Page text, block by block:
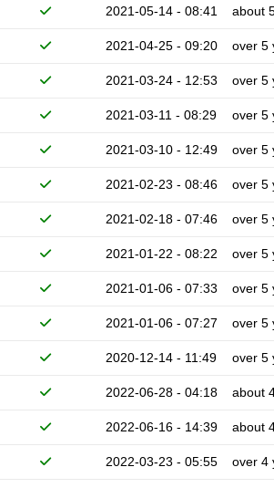
2021-05-14 - 08:41 about
2021-04-25 - 09:20 over 5
2021-03-24 - 12:53 over 5
2021-03-11 - 08:29 over 5
2021-03-10 - 12:49 over 5
2021-02-23 - 08:46 over 5
2021-02-18 - 07:46 over 5
2021-01-22 - 08:22 over 5
2021-01-06 - 07:33 over 5
2021-01-06 - 07:27 over 5
2020-12-14 - 11:49 over 5
2022-06-28 - 04:18 about
2022-06-16 - 14:39 about
2022-03-23 - 05:55 over 4